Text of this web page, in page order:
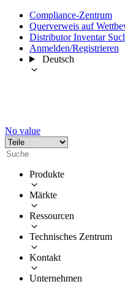
Compliance-Zentrum
Querverweis auf
Distributor Inventar
Anmelden/Registrieren
Deutsch
No value
Produkte
Märkte
Ressourcen
Technisches Zentrum
Kontakt
Unternehmen